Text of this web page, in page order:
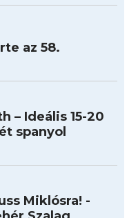
az 58.
– Ideális 15-20
spanyol
Miklósra! -